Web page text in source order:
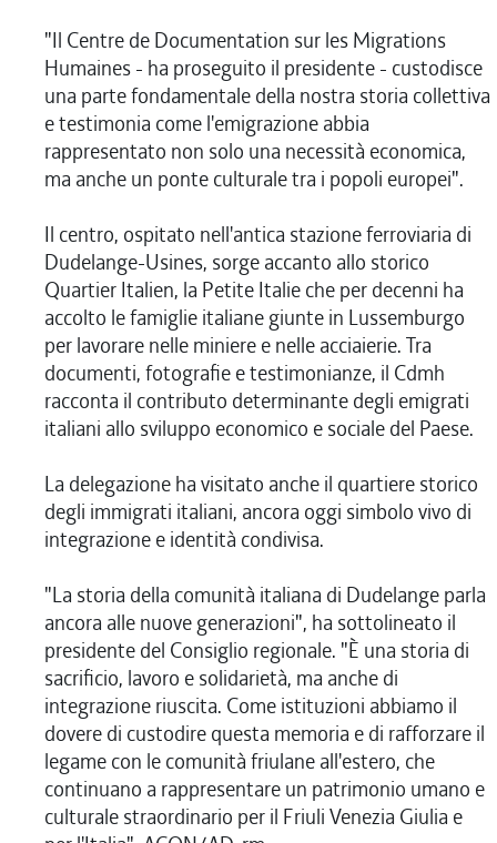
"Il Centre de Documentation sur les Migrations
Humaines - ha proseguito il presidente - custodisce
una parte fondamentale della nostra storia collettiva
e testimonia come l'emigrazione abbia
rappresentato non solo una necessità economica,
ma anche un ponte culturale tra i popoli europei".
Il centro, ospitato nell'antica stazione ferroviaria di
Dudelange-Usines, sorge accanto allo storico
Quartier Italien, la Petite Italie che per decenni ha
accolto le famiglie italiane giunte in Lussemburgo
per lavorare nelle miniere e nelle acciaierie. Tra
documenti, fotografie e testimonianze, il Cdmh
racconta il contributo determinante degli emigrati
italiani allo sviluppo economico e sociale del Paese.
La delegazione ha visitato anche il quartiere storico
degli immigrati italiani, ancora oggi simbolo vivo di
integrazione e identità condivisa.
"La storia della comunità italiana di Dudelange parla
ancora alle nuove generazioni", ha sottolineato il
presidente del Consiglio regionale. "È una storia di
sacrificio, lavoro e solidarietà, ma anche di
integrazione riuscita. Come istituzioni abbiamo il
dovere di custodire questa memoria e di rafforzare il
legame con le comunità friulane all'estero, che
continuano a rappresentare un patrimonio umano e
culturale straordinario per il Friuli Venezia Giulia e